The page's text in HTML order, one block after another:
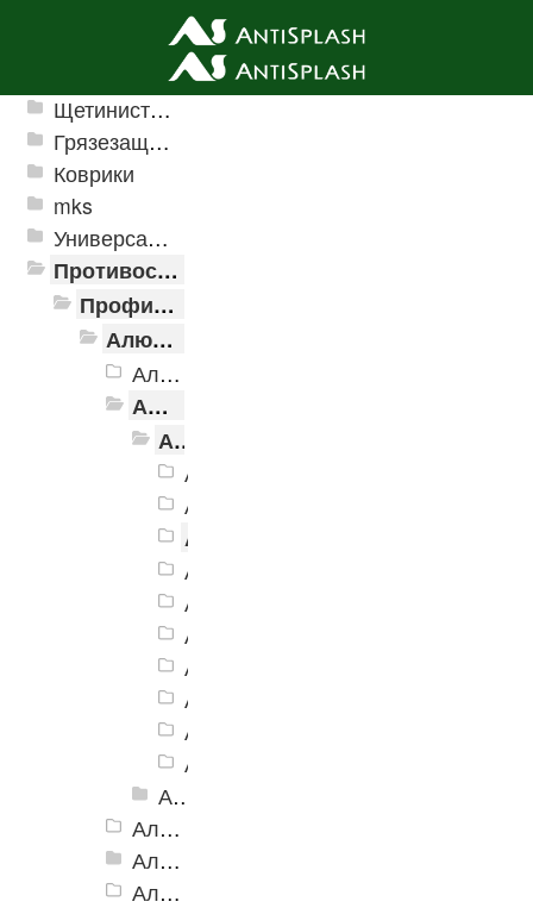
Ячеистые грязезащитные покрытия
Щетинистые покрытия
Грязезащитные, влаговпитывающие покрытия
Коврики
mks
Универсальные модульные покрытия
Противоскользящая защита для лестниц, профили, ленты
Профили алюминиевые с резиновой вставкой
Алюминиевая полоса с резиновыми вставками
Алюминиевая Полоса с резиновой вставкой АП-32 Евро, 2500мм
Алюминиевая Полоса с резиновой вставкой АП-40
Алюминиевая Полоса с резиновой вставкой АП-40 Без покрытия
Алюминиевая Полоса АП-40
Алюминиевая Полоса АП-40
Алюминиевая Полоса АП-40
Алюминиевая Полоса АП-40
Алюминиевая Полоса АП-40
Алюминиевая Полоса АП-40
Алюминиевая Полоса АП-40
Алюминиевая Полоса АП-40
Алюминиевая Полоса АП-40
Алюминиевая Полоса АП-40
Алюминиевая Полоса с резиновой вставкой АП-40 Анадированные
Алюминиевая Полоса с резиновой вставкой АП-42 Евро, 2500мм
Алюминиевая Полоса с резиновой вставкой АП-46
Алюминиевая Полоса АП-46 (с клеевой основой)